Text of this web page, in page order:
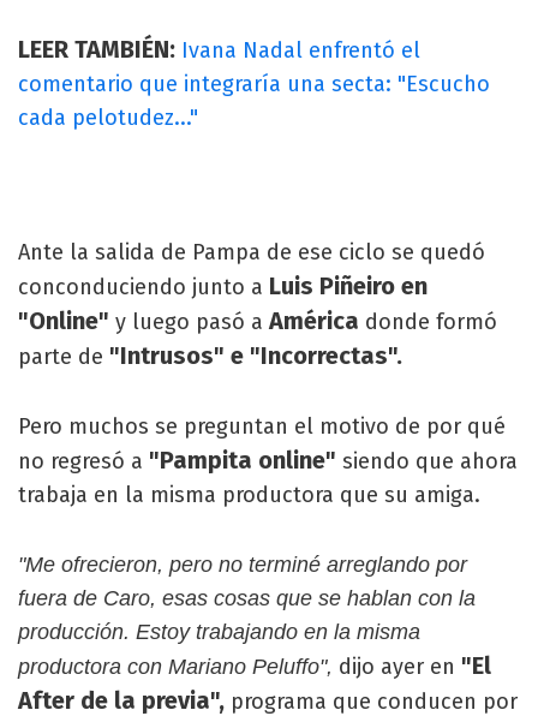
LEER TAMBIÉN: Ivana Nadal enfrentó el
comentario que integraría una secta: "Escucho
cada pelotudez..."
Ante la salida de Pampa de ese ciclo se quedó
conconduciendo junto a Luis Piñeiro en
"Online" y luego pasó aAmérica donde formó
parte de "Intrusos" e "Incorrectas".
Pero muchos se preguntan el motivo de por qué
no regresó a "Pampita online" siendo que ahora
trabaja en la misma productora que su amiga.
"Me ofrecieron, pero no terminé arreglando por
fuera de Caro, esas cosas que se hablan con la
producción. Estoy trabajando en la misma
productora con Mariano Peluffo", dijo ayer en "El
After de la previa", programa que conducen por